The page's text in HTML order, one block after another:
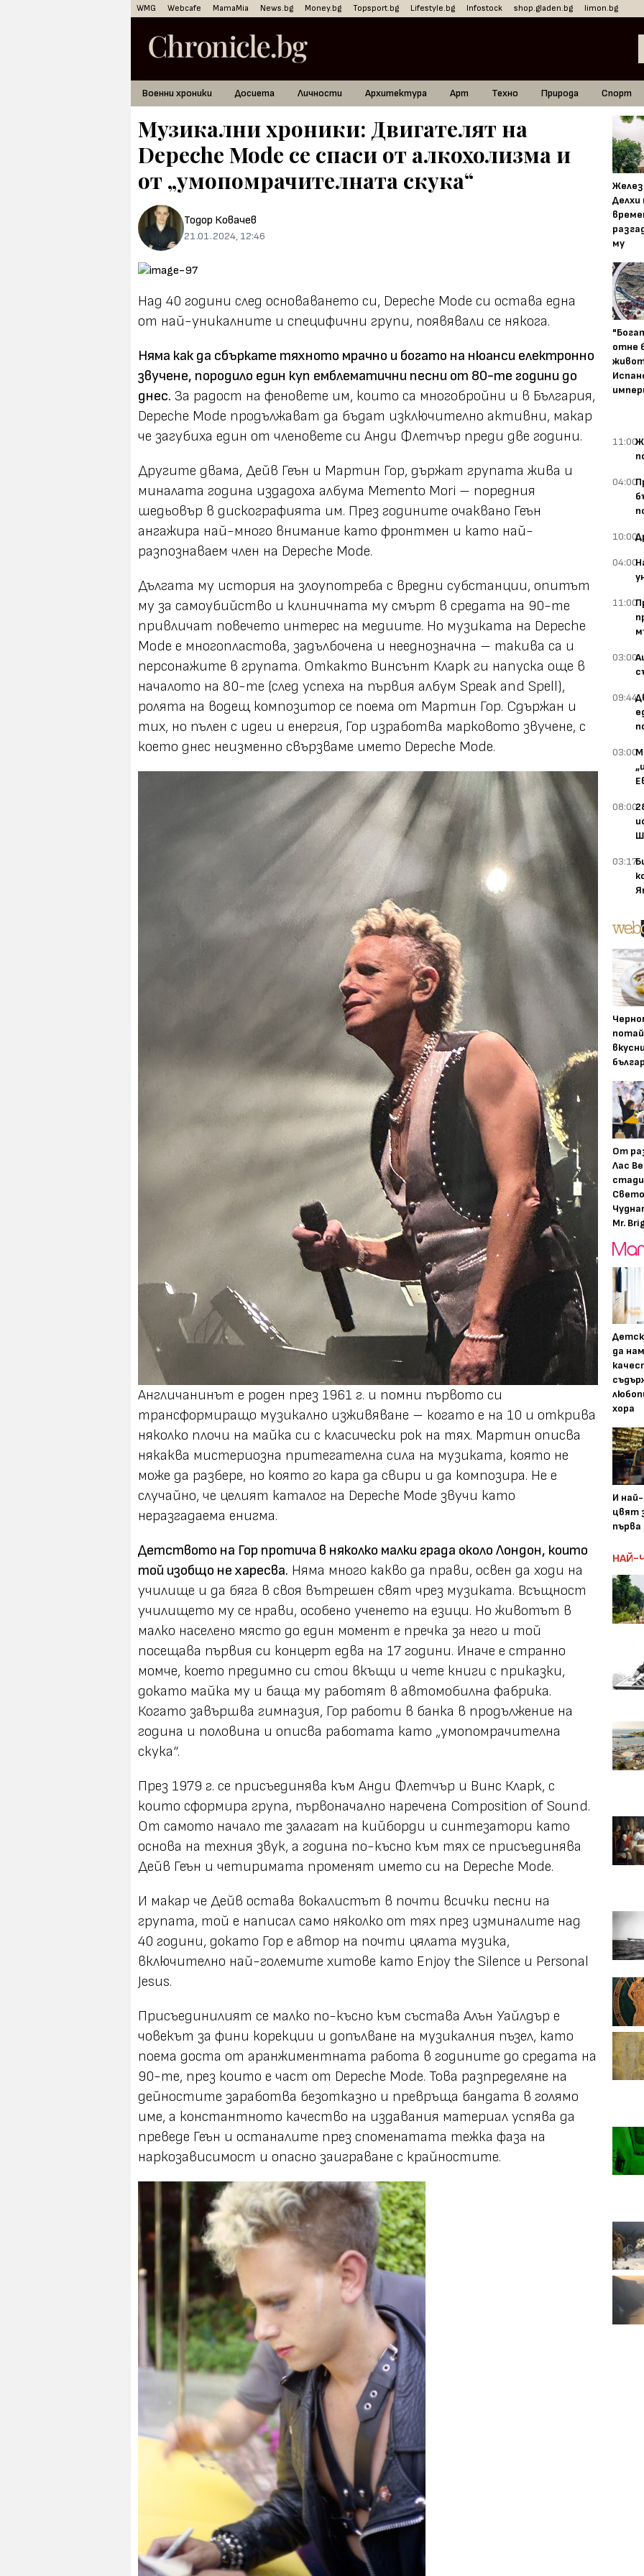
WMG Webcafe MamaMia News.bg Money.bg Topsport.bg Lifestyle.bg Infostock shop.gladen.bg limon.bg
Военни хроники Досиета Личности Архитектура Арт Техно Природа Спорт
Музикални хроники: Двигателят на
Depeche Mode се спаси от алкохолизма и
от „умопомрачителната скука“
Тодор Ковачев
21.01.2024, 12:46
Над 40 години след основаването си, Depeche Mode си остава една
от най-уникалните и специфични групи, появявали се някога.
Няма как да сбъркате тяхното мрачно и богато на нюанси електронно
звучене, породило един куп емблематични песни от 80-те години до
днес. За радост на феновете им, които са многобройни и в България,
Depeche Mode продължават да бъдат изключително активни, макар
че загубиха един от членовете си Анди Флетчър преди две години.
Другите двама, Дейв Геън и Мартин Гор, държат групата жива и
миналата година издадоха албума Memento Mori – поредния
шедьовър в дискографията им. През годините очаквано Геън
ангажира най-много внимание като фронтмен и като най-
разпознаваем член на Depeche Mode.
Дългата му история на злоупотреба с вредни субстанции, опитът
му за самоубийство и клиничната му смърт в средата на 90-те
привличат повечето интерес на медиите. Но музиката на Depeche
Mode е многопластова, задълбочена и нееднозначна – такива са и
персонажите в групата. Откакто Винсънт Кларк ги напуска още в
началото на 80-те (след успеха на първия албум Speak and Spell),
ролята на водещ композитор се поема от Мартин Гор. Сдържан и
тих, но пълен с идеи и енергия, Гор изработва марковото звучене, с
което днес неизменно свързваме името Depeche Mode.
Англичанинът е роден през 1961 г. и помни първото си
трансформиращо музикално изживяване – когато е на 10 и открива
няколко плочи на майка си с класически рок на тях. Мартин описва
някаква мистериозна притегателна сила на музиката, която не
може да разбере, но която го кара да свири и да композира. Не е
случайно, че целият каталог на Depeche Mode звучи като
неразгадаема енигма.
Детството на Гор протича в няколко малки града около Лондон, които
той изобщо не харесва. Няма много какво да прави, освен да ходи на
училище и да бяга в своя вътрешен свят чрез музиката. Всъщност
училището му се нрави, особено ученето на езици. Но животът в
малко населено място до един момент е пречка за него и той
посещава първия си концерт едва на 17 години. Иначе е странно
момче, което предимно си стои вкъщи и чете книги с приказки,
докато майка му и баща му работят в автомобилна фабрика.
Когато завършва гимназия, Гор работи в банка в продължение на
година и половина и описва работата като „умопомрачителна
скука“.
През 1979 г. се присъединява към Анди Флетчър и Винс Кларк, с
които сформира група, първоначално наречена Composition of Sound.
От самото начало те залагат на кийборди и синтезатори като
основа на техния звук, а година по-късно към тях се присъединява
Дейв Геън и четиримата променят името си на Depeche Mode.
И макар че Дейв остава вокалистът в почти всички песни на
групата, той е написал само няколко от тях през изминалите над
40 години, докато Гор е автор на почти цялата музика,
включително най-големите хитове като Enjoy the Silence и Personal
Jesus.
Присъединилият се малко по-късно към състава Алън Уайлдър е
човекът за фини корекции и допълване на музикалния пъзел, като
поема доста от аранжиментната работа в годините до средата на
90-те, през които е част от Depeche Mode. Това разпределяне на
дейностите заработва безотказно и превръща бандата в голямо
име, а константното качество на издавания материал успява да
преведе Геън и останалите през споменатата тежка фаза на
наркозависимост и опасно заиграване с крайностите.
Делхи
му
отне
11:00
04:00
10:00
04:00
11:00
03:00
09:44
03:00
08:00
03:17
От
Лас
Mr.
да
хора
И
цвят
НАЙ-